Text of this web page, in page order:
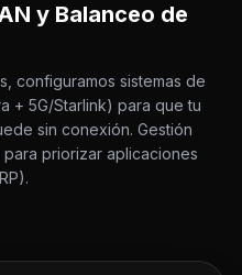
y Balanceo de
configuramos sistemas de
+ 5G/Starlink) para que tu
sin conexión. Gestión
priorizar aplicaciones